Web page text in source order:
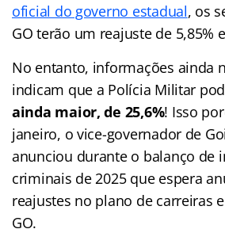
oficial do governo estadual, os
GO terão um reajuste de 5,85%
No entanto, informações ainda
indicam que a Polícia Militar
ainda maior, de 25,6%! Isso
janeiro, o vice-governador de
anunciou durante o balanço de
criminais de 2025 que espera
reajustes no plano de carreiras
GO.